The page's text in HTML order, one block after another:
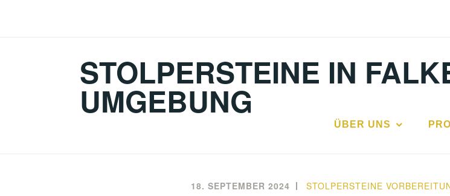
STOLPERSTEINE IN
UMGEBUNG
ÜBER UNS
18. SEPTEMBER 2024 STOLPERSTEINE